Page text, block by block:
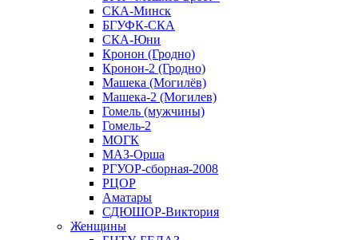
СКА-Минск
БГУФК-СКА
СКА-Юни
Кронон (Гродно)
Кронон-2 (Гродно)
Машека (Могилёв)
Машека-2 (Могилев)
Гомель (мужчины)
Гомель-2
МОГК
МАЗ-Орша
РГУОР-сборная-2008
РЦОР
Аматары
СДЮШОР-Виктория
Женщины